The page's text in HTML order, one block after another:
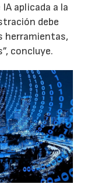
aplicada a la
debe
herramientas,
concluye.